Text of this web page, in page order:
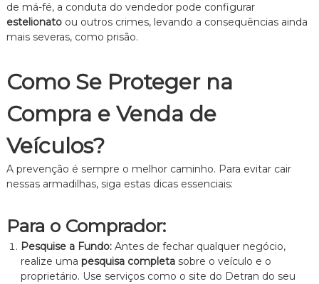
de má-fé, a conduta do vendedor pode configurar
estelionatoou outros crimes, levando a consequências ainda
mais severas, como prisão.
Como Se Proteger na
Compra e Venda de
Veículos?
A prevenção é sempre o melhor caminho. Para evitar cair
nessas armadilhas, siga estas dicas essenciais:
Para o Comprador:
Pesquise a Fundo:Antes de fechar qualquer negócio,
realize uma pesquisa completasobre o veículo e o
proprietário. Use serviços como o site do Detran do seu